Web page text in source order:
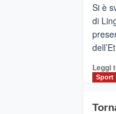
Si è
di
Leggi
Sport